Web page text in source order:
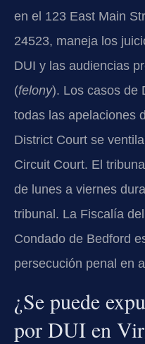
en el 123 East Main
24523, maneja los
DUI y las audiencias
(felony). Los casos de
todas las apelaciones
District Court se
Circuit Court. El
de lunes a viernes
tribunal. La Fiscalía
Condado de Bedford
persecución penal en
¿Se puede
por DUI en